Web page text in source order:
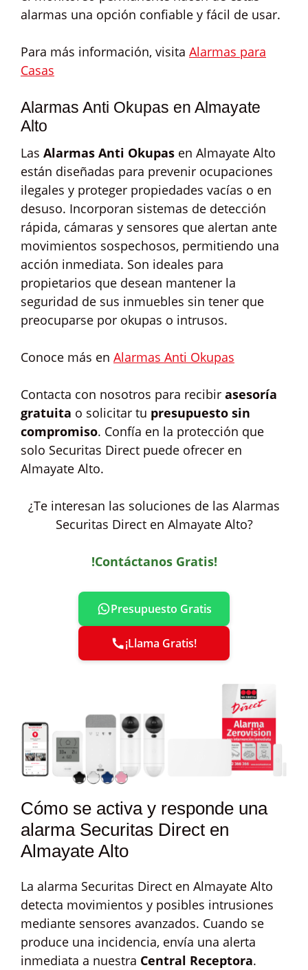
alarmas una opción confiable y fácil de usar.
Para más información, visita Alarmas para
Casas
Alarmas Anti Okupas en Almayate
Alto
Las Alarmas Anti Okupas en Almayate Alto
están diseñadas para prevenir ocupaciones
ilegales y proteger propiedades vacías o en
desuso. Incorporan sistemas de detección
rápida, cámaras y sensores que alertan ante
movimientos sospechosos, permitiendo una
acción inmediata. Son ideales para
propietarios que desean mantener la
seguridad de sus inmuebles sin tener que
preocuparse por okupas o intrusos.
Conoce más en Alarmas Anti Okupas
Contacta con nosotros para recibir asesoría
gratuita o solicitar tu presupuesto sin
compromiso. Confía en la protección que
solo Securitas Direct puede ofrecer en
Almayate Alto.
¿Te interesan las soluciones de las Alarmas
Securitas Direct en Almayate Alto?
!Contáctanos Gratis!
Presupuesto Gratis
¡Llama Gratis!
Cómo se activa y responde una
alarma Securitas Direct en
Almayate Alto
La alarma Securitas Direct en Almayate Alto
detecta movimientos y posibles intrusiones
mediante sensores avanzados. Cuando se
produce una incidencia, envía una alerta
inmediata a nuestra Central Receptora.